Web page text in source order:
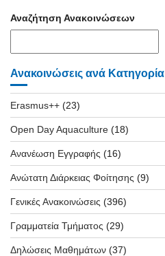
Αναζήτηση Ανακοινώσεων
Ανακοινώσεις ανά Κατηγορία
Erasmus++ (23)
Open Day Aquaculture (18)
Ανανέωση Εγγραφής (16)
Ανώτατη Διάρκειας Φοίτησης (9)
Γενικές Ανακοινώσεις (396)
Γραμματεία Τμήματος (29)
Δηλώσεις Μαθημάτων (37)